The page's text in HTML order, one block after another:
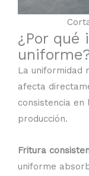
¿Por qué
La uniformidad
afecta
consistencia
producción.
Fritura
uniforme